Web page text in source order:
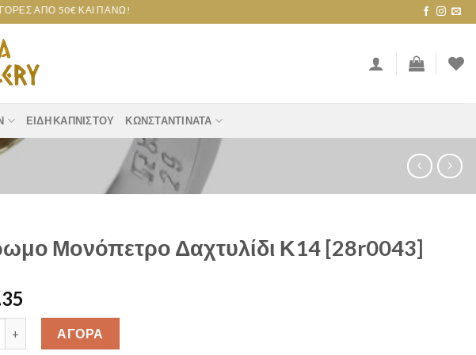
ΑΠΌ 50€ ΚΑΙ ΠΆΝΩ!
ΕΊΔΗ ΚΑΠΝΙΣΤΟΎ ΚΩΝΣΤΑΝΤΙΝΆΤΑ
Μονόπετρο Δαχτυλίδι Κ14 [28r0043]
Μονόπετρο Δαχτυλίδι Κ14 [28r0043] quantity
ΑΓΟΡΑ